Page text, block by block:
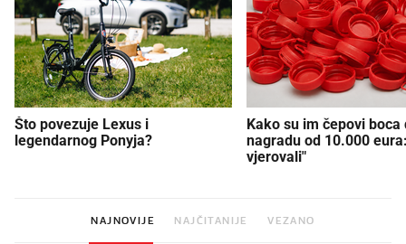
Što povezuje Lexus i
legendarnog Ponyja?
Kako su im čepovi boca
nagradu od 10.000
vjerovali"
NAJNOVIJE NAJČITANIJE VEZANO